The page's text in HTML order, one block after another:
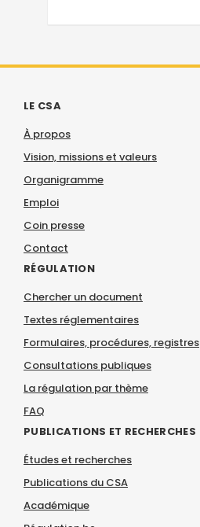
LE CSA
À propos
Vision, missions et valeurs
Organigramme
Emploi
Coin presse
Contact
RÉGULATION
Chercher un document
Textes réglementaires
Formulaires, procédures, registres
Consultations publiques
La régulation par thème
FAQ
PUBLICATIONS ET RECHERCHES
Études et recherches
Publications du CSA
Académique